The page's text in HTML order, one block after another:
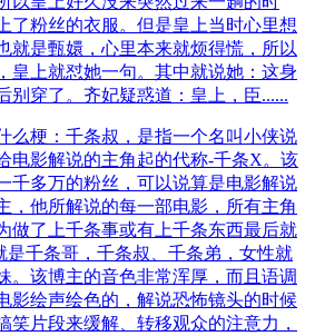
了粉丝的衣服。但是皇上当时心里想
就是甄嬛，心里本来就烦得慌，所以
皇上就怼她一句。其中就说她：这身
别穿了。齐妃疑惑道：皇上，臣......
么梗：千条叔，是指一个名叫小侠说
电影解说的主角起的代称-千条X。该
千多万的粉丝，可以说算是电影解说
，他所解说的每一部电影，所有主角
做了上千条事或有上千条东西最后就
是千条哥，千条叔、千条弟，女性就
。该博主的音色非常浑厚，而且语调
影绘声绘色的，解说恐怖镜头的时候
笑片段来缓解、转移观众的注意力，